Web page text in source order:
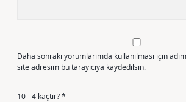
Daha sonraki yorumlarımda kullanılması için
site adresim bu tarayıcıya kaydedilsin.
10 - 4 kaçtır?*